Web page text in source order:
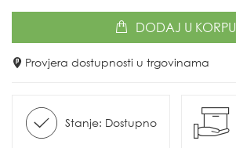
DODAJ U KORPU
Provjera dostupnosti u trgovinama
Stanje: Dostupno